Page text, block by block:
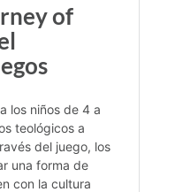
of
los niños de 4 a
teológicos a
del juego, los
una forma de
con la cultura